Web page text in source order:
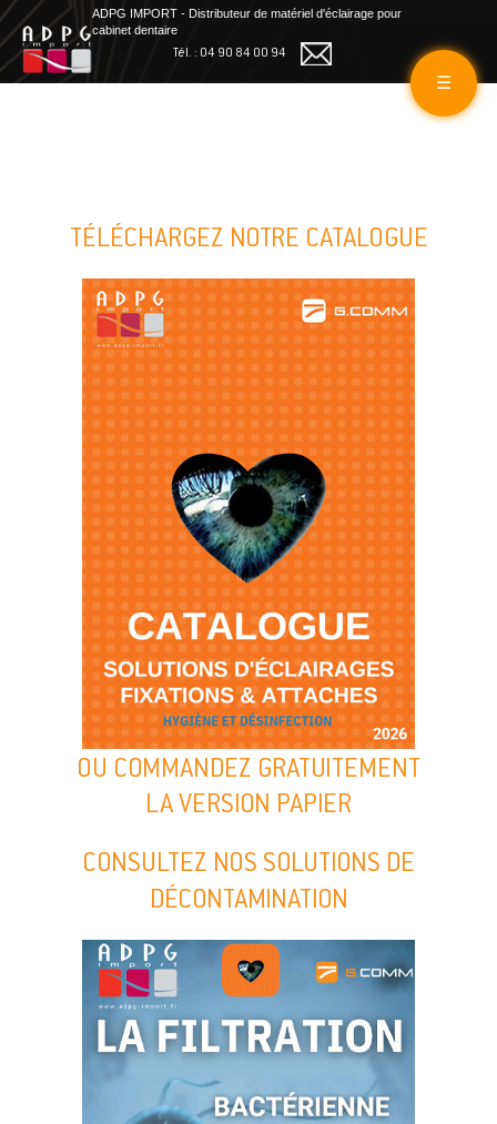
ADPG IMPORT - Distributeur de matériel d'éclairage pour
cabinet dentaire
Tél. : 04 90 84 00 94
☰
TÉLÉCHARGEZ NOTRE CATALOGUE
OU COMMANDEZ GRATUITEMENT
LA VERSION PAPIER
CONSULTEZ NOS SOLUTIONS DE
DÉCONTAMINATION